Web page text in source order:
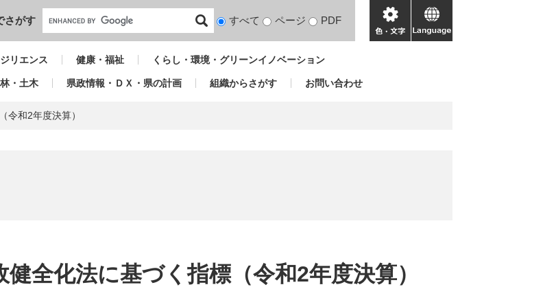
本文へ
さがす
検
対
すべて ページ PDF
色・
文
language
リエンス 健康・福祉 くらし・環境・グリーンイノベーション
・土木 県政情報・ＤＸ・県の計画 組織からさがす お問い合わせ
令和2年度決算）
健全化法に基づく指標（令和2年度決算）